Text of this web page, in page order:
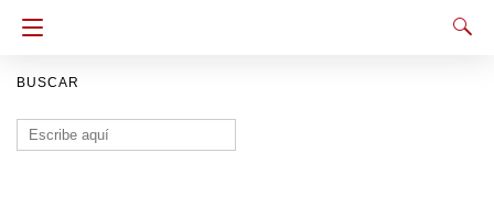
BUSCAR
Buscar: